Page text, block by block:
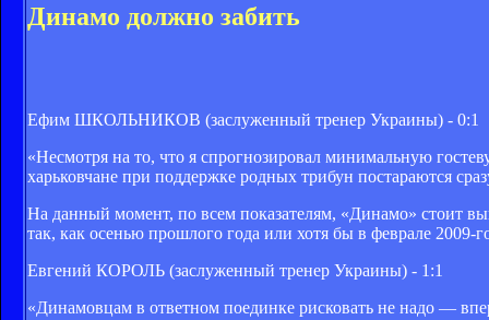
Динамо должно забить
Ефим ШКОЛЬНИКОВ (заслуженный тренер Украины) - 0:1
«Несмотря на то, что я спрогнозировал минимальную
харьковчане при поддержке родных трибун постараются
На данный момент, по всем показателям, «Динамо» стоит
так, как осенью прошлого года или хотя бы в феврале 2009-
Евгений КОРОЛЬ (заслуженный тренер Украины) - 1:1
«Динамовцам в ответном поединке рисковать не надо —